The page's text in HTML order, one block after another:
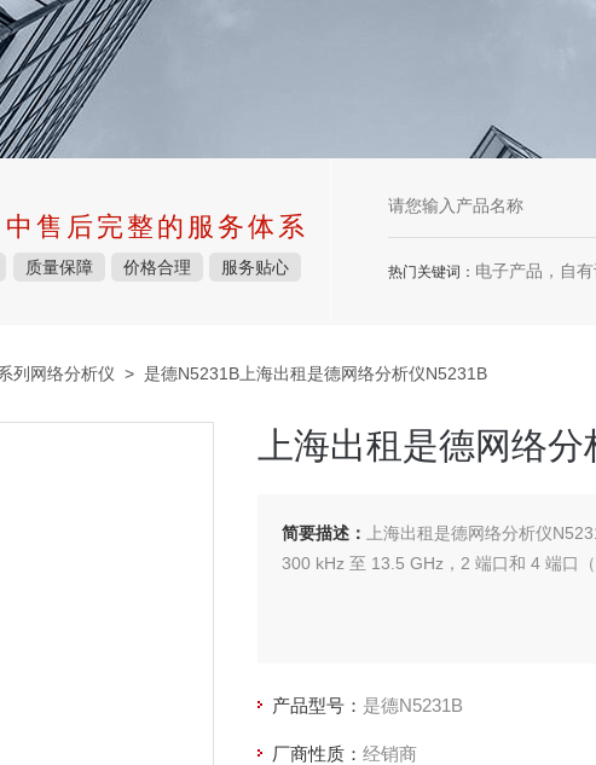
售后完整的服务体系
质量保障 价格合理 服务贴心 热门关键词： 电子产品，自
列网络分析仪 > 是德N5231B上海出租是德网络分析仪N5231B
上海出租是德网络
简要描述：
上海出租是德网络分析仪
300 kHz 至 13.5 GHz，2 端口和 4 端口（
产品型号： 是德N5231B
厂商性质： 经销商